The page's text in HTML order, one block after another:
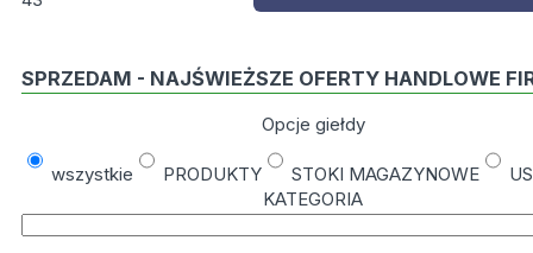
SPRZEDAM - NAJŚWIEŻSZE OFERTY HANDLOWE
Opcje giełdy
wszystkie PRODUKTY STOKI MAGAZYNOWE
KATEGORIA